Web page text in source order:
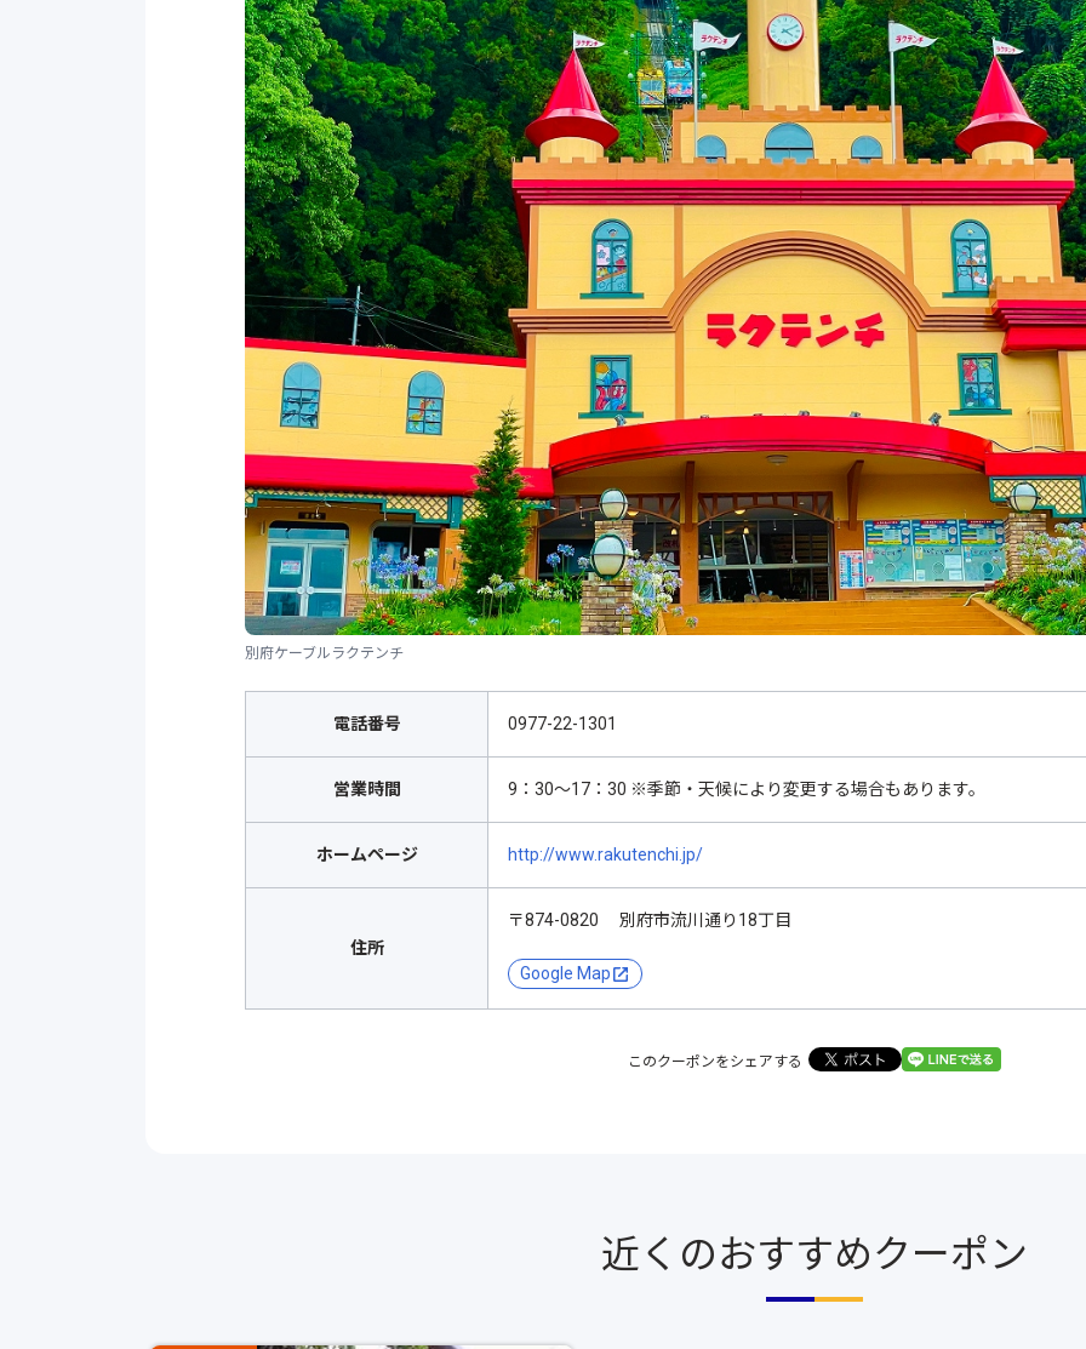
別府ケーブルラクテンチ
電話番号 0977-22-1301
営業時間 9：30～17：30 ※季節・天候により変更する場合もあります。
ホームページ http://www.rakutenchi.jp/
住所
〒874-0820 別府市流川通り18丁目
Google Map
このクーポンをシェアする
近くのおすすめクーポン